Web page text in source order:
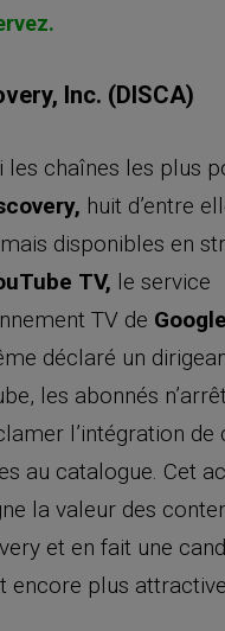
Inc. (DISCA)
les chaînes les plus
huit d’entre
disponibles en
TV, le service
TV de
déclaré un
les abonnés
l’intégration de
au catalogue. Cet
la valeur des
et en fait une
encore plus attractive.